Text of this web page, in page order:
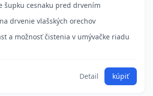
šupku cesnaku pred drvením
drvenie vlašských orechov
a možnosť čistenia v umývačke riadu
Detail kúpiť